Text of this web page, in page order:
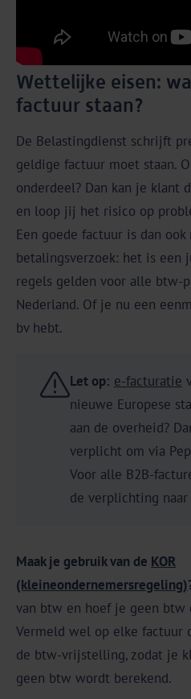
Wettelijke eisen:
factuur staan?
De Belastingdienst schrijft
geldige factuur moet staan.
onderdeel? Dan kan je klant
en loop jij het risico op
Een goede factuur is dan ook
betalingsverzoek: het is een
regels gelden voor alle btw-
Nederland. Of je nu een
bv hebt.
Let op: e-facturatie
nieuwe Europese
aan de overheid?
verplicht om via
Voor alle B2B-
de verplichting
Maak je gebruik van de KOR
(kleineondernemersregeling)
van btw en hoef je geen
Vermeld wel op elke factuur
de btw-vrijstelling, zodat je
geen btw wordt berekend.